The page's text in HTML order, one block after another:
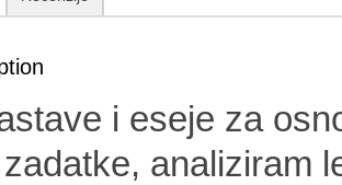
i eseje za
analiziram